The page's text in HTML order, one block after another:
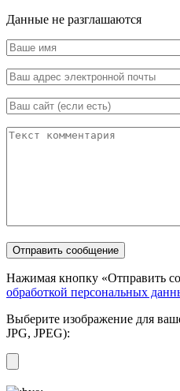
Данные не разглашаются
Нажимая кнопку «Отправить
обработкой персональных
Выберите изображение для
JPG, JPEG):